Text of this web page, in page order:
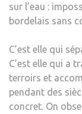
sur l’eau :
bordelais sans
C’est elle qui
C’est elle qui a
terroirs et
pendant des
concret. On